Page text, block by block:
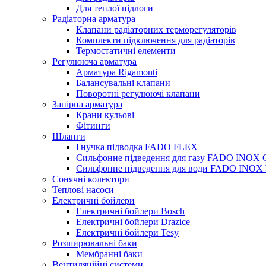
Для теплої підлоги
Радіаторна арматура
Клапани радіаторних терморегуляторів
Комплекти підключення для радіаторів
Термостатичні елементи
Регулююча арматура
Арматура Rigamonti
Балансувальні клапани
Поворотні регулюючі клапани
Запірна арматура
Крани кульові
Фітинги
Шланги
Гнучка підводка FADO FLEX
Сильфонне підведення для газу FADO INOX
Сильфонне підведення для води FADO INOX
Сонячні колектори
Теплові насоси
Електричні бойлери
Електричні бойлери Bosch
Електричні бойлери Drazice
Електричні бойлери Tesy
Розширювальні баки
Мембранні баки